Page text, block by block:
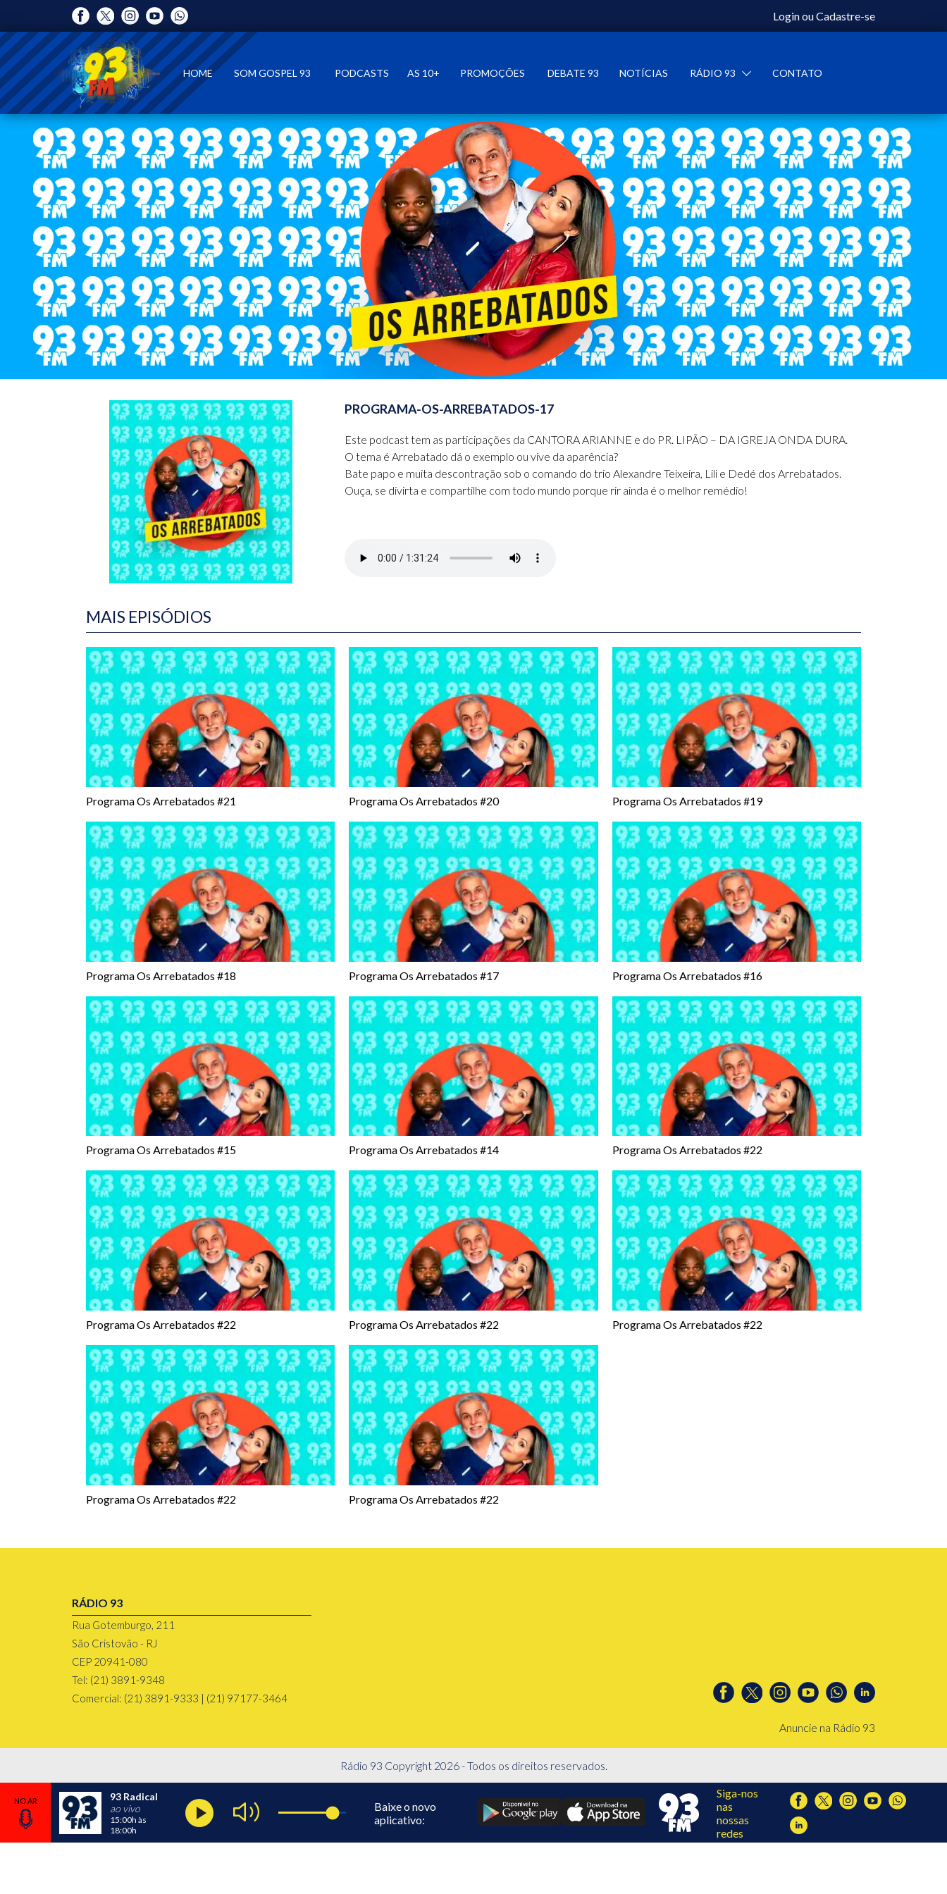
LoginouCadastre-se
HOME SOM GOSPEL 93 PODCASTS AS 10+ PROMOÇÕES DEBATE 93 NOTÍCIAS RÁDIO 93 CONTATO
PROGRAMA-OS-ARREBATADOS-17
Este podcast tem as participações da CANTORA ARIANNE e do PR. LIPÃO – DA IGREJA ONDA DURA.
O tema é Arrebatado dá o exemplo ou vive da aparência?
Bate papo e muita descontração sob o comando do trio Alexandre Teixeira, Lili e Dedé dos Arrebatados.
Ouça, se divirta e compartilhe com todo mundo porque rir ainda é o melhor remédio!
MAIS EPISÓDIOS
Programa Os Arrebatados #21 Programa Os Arrebatados #20 Programa Os Arrebatados #19
Programa Os Arrebatados #18 Programa Os Arrebatados #17 Programa Os Arrebatados #16
Programa Os Arrebatados #15 Programa Os Arrebatados #14 Programa Os Arrebatados #22
Programa Os Arrebatados #22 Programa Os Arrebatados #22 Programa Os Arrebatados #22
Programa Os Arrebatados #22 Programa Os Arrebatados #22
RÁDIO 93
Rua Gotemburgo, 211
São Cristovão - RJ
CEP 20941-080
Tel: (21) 3891-9348
Comercial: (21) 3891-9333 | (21) 97177-3464
Anuncie na Rádio 93
Rádio 93 Copyright 2026 - Todos os direitos reservados.
93 Radical
ao vivo
15:00h às
18:00h
Baixe o novo
aplicativo:
Siga-nos
nas
nossas
redes